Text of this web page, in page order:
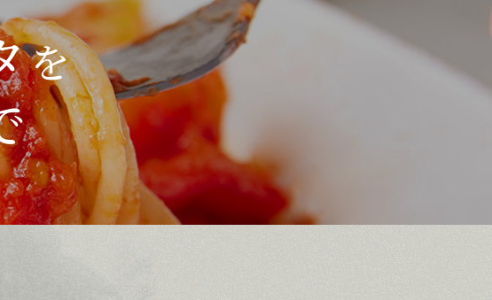
を